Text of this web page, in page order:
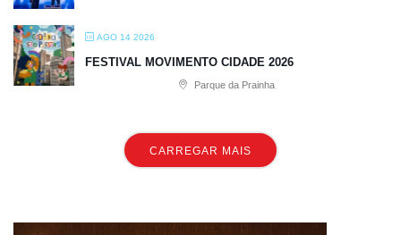
AGO 14 2026
FESTIVAL MOVIMENTO CIDADE 2026
Parque da Prainha
CARREGAR MAIS